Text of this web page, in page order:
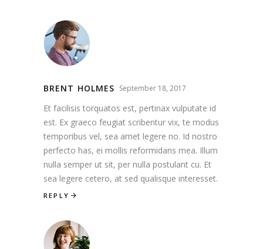
BRENT HOLMES September 18, 2017
Et facilisis torquatos est, pertinax vulputate id
est. Ex graeco feugiat scribentur vix, te modus
temporibus vel, sea amet legere no. Id nostro
perfecto has, ei mollis reformidans mea. Illum
nulla semper ut sit, per nulla postulant cu. Et
sea legere cetero, at sed qualisque interesset.
REPLY